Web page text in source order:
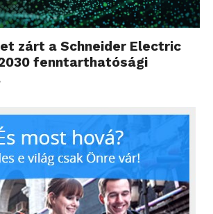
zárt a Schneider Electric
fenntarthatósági